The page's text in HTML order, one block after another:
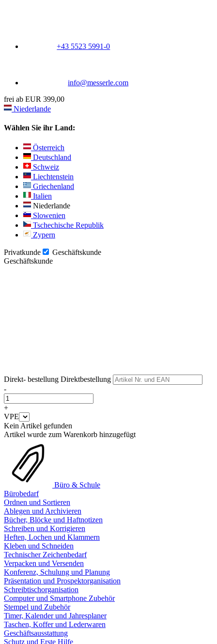
+43 5523 5991-0
info@messerle.com
frei ab EUR 399,00
Niederlande
Wählen Sie ihr Land:
Österreich
Deutschland
Schweiz
Liechtenstein
Griechenland
Italien
Niederlande
Slowenien
Tschechische Republik
Zypern
Privatkunde
Geschäftskunde
Geschäftskunde
Direkt- bestellung Direktbestellung
-
+
VPE
Kein Artikel gefunden
Artikel wurde zum Warenkorb hinzugefügt
Büro & Schule
Bürobedarf
Ordnen und Sortieren
Ablegen und Archivieren
Bücher, Blöcke und Haftnotizen
Schreiben und Korrigieren
Heften, Lochen und Klammern
Kleben und Schneiden
Technischer Zeichenbedarf
Verpacken und Versenden
Konferenz, Schulung und Planung
Präsentation und Prospektorganisation
Schreibtischorganisation
Computer und Smartphone Zubehör
Stempel und Zubehör
Timer, Kalender und Jahresplaner
Taschen, Koffer und Lederwaren
Geschäftsausstattung
Schutz und Erste Hilfe